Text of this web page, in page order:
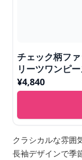
チェック柄フ
リーツワンピ
¥4,840
クラシカルな雰囲
長袖デザインで季